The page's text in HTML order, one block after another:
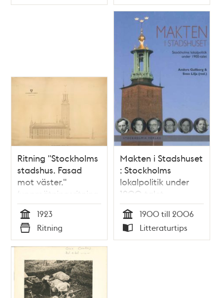
Typ Typ
Ritning "Stockholms
stadshus. Fasad
mot väster."
(uppmätningsritning
1923)
Tid
1923
Typ
Ritning
Makten i Stadshuset
: Stockholms
lokalpolitik under
1900-talet
Tid
1900 till 2006
Typ
Litteraturtips